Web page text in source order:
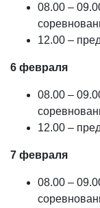
08.00 –
12.00 –
6 февраля
08.00 –
12.00 –
7 февраля
08.00 –